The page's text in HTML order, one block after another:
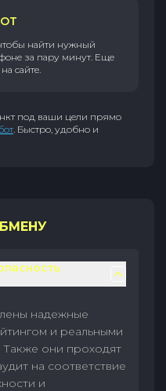
найти нужный
за пару минут. Еще
сайте.
под ваши цели прямо
. Быстро, удобно и
надежные
и реальными
Также они проходят
на соответствие
и